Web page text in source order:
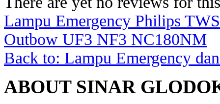
Lampu Emergency Philips
Outbow UF3 NF3 NC180NM
Back to: Lampu Emergency
ABOUT SINAR